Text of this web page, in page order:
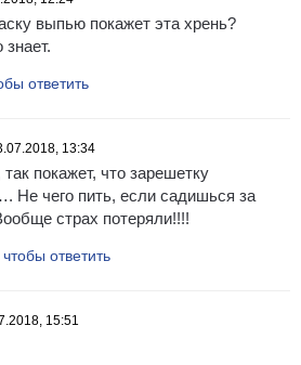
выпью покажет эта хрень?
знает.
ответить
13:34
так покажет, что зарешетку
Не чего пить, если садишься за
страх потеряли!!!!
ответить
15:51